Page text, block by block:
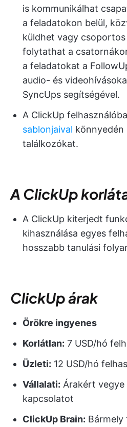
is kommunikálhat
a feladatokon belül,
küldhet vagy
folytathat a
a feladatokat a
audio- és
SyncUps segítségével.
A ClickUp
sablonjaival könnyedén
találkozókat.
A ClickUp
A ClickUp kiterjedt
kihasználása egyes
hosszabb tanulási
ClickUp árak
Örökre ingyenes
Korlátlan: 7 USD/hó
Üzleti: 12 USD/hó
Vállalati: Árakért vegye
kapcsolatot
ClickUp Brain: